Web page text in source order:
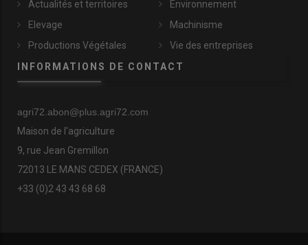
Actualités et territoires
Elevage
Productions Végétales
Environnement
Machinisme
Vie des entreprises
INFORMATIONS DE CONTACT
agri72.abon@plus.agri72.com
Maison de l'agriculture
9, rue Jean Gremillon
72013 LE MANS CEDEX (FRANCE)
+33 (0)2 43 43 68 68